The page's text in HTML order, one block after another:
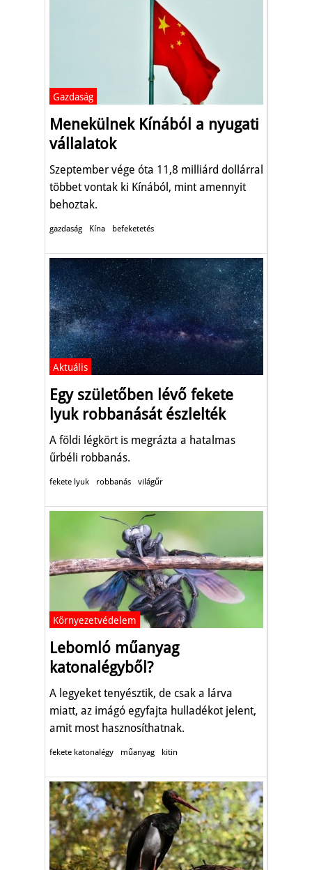
Gazdaság
Menekülnek Kínából a nyugati
vállalatok
Szeptember vége óta 11,8 milliárd dollárral
többet vontak ki Kínából, mint amennyit
behoztak.
gazdaság Kína befeketetés
Aktuális
Egy születőben lévő fekete
lyuk robbanását észlelték
A földi légkört is megrázta a hatalmas
űrbéli robbanás.
fekete lyuk robbanás világűr
Környezetvédelem
Lebomló műanyag
katonalégyből?
A legyeket tenyésztik, de csak a lárva
miatt, az imágó egyfajta hulladékot jelent,
amit most hasznosíthatnak.
fekete katonalégy műanyag kitin